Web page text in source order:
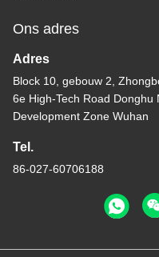
Ons adres
Adres
Block 10, gebouw 2,
6e High-Tech Road Donghu
Development Zone Wuhan
Tel.
86-027-60706188